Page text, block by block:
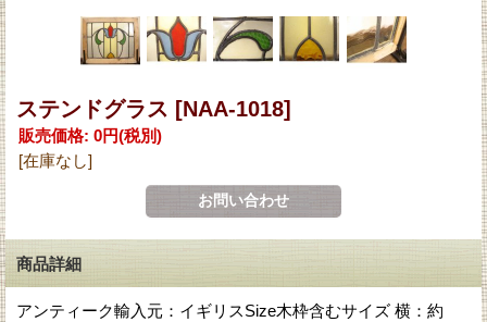
ステンドグラス [NAA-1018]
販売価格: 0円(税別)
[在庫なし]
商品詳細
アンティーク輸入元：イギリスSize木枠含むサイズ 横：約